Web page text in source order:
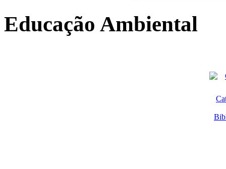
Educação Ambiental